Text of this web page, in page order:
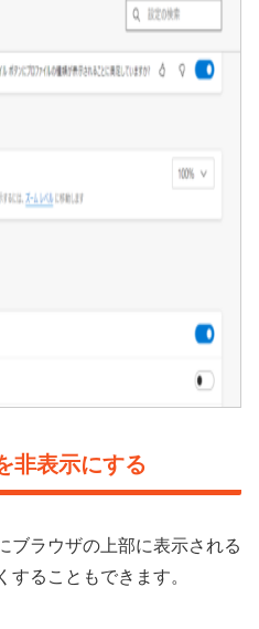
非表示にする
ブラウザの上部に表示される
することもできます。